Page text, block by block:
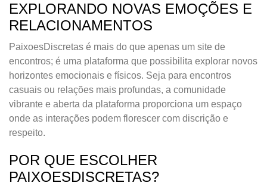
EXPLORANDO NOVAS EMOÇÕES E
RELACIONAMENTOS
PaixoesDiscretas é mais do que apenas um site de
encontros; é uma plataforma que possibilita explorar novos
horizontes emocionais e físicos. Seja para encontros
casuais ou relações mais profundas, a comunidade
vibrante e aberta da plataforma proporciona um espaço
onde as interações podem florescer com discrição e
respeito.
POR QUE ESCOLHER
PAIXOESDISCRETAS?